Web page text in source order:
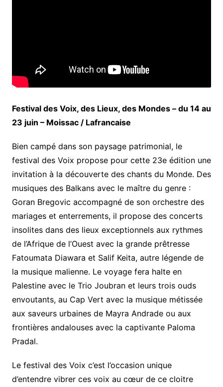
Festival des Voix, des Lieux, des Mondes – du 14 au
23 juin – Moissac / Lafrancaise
Bien campé dans son paysage patrimonial, le
festival des Voix propose pour cette 23eédition une
invitation à la découverte des chants du Monde. Des
musiques des Balkans avec le maître du genre :
Goran Bregovic accompagné de son orchestre des
mariages et enterrements, il propose des concerts
insolites dans des lieux exceptionnels aux rythmes
de l’Afrique de l’Ouest avec la grande prêtresse
Fatoumata Diawara et Salif Keita, autre légende de
la musique malienne. Le voyage fera halte en
Palestine avec le Trio Joubran et leurs trois ouds
envoutants, au Cap Vert avec la musique métissée
aux saveurs urbaines de Mayra Andrade ou aux
frontières andalouses avec la captivante Paloma
Pradal.
Le festival des Voix c’est l’occasion unique
d’entendre vibrer ces voix au cœur de ce cloitre